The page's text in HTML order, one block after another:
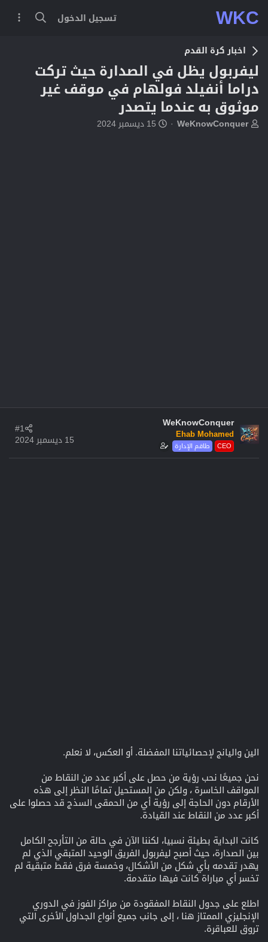
WKC تسجيل الدخول
اخبار كرة القدم
ليفربول يظل في الصدارة حيث تركت
دراما أنفيلد فولهام في موقف غير
موثوق به عندما يتصدر
بWeKnowConquer
ت15 ديسمبر 2024
WeKnowConquer
Ehab Mohamed
طاقم الإدارة CEO
15 ديسمبر 2024
#1
الين واليانج لإحصائياتنا المفضلة. أو العكس، لا نعلم.
نحن جميعًا نحب رؤية من حصل على أكبر عدد من النقاط من
المواقف الخاسرة ، ولكن من المستحيل تمامًا النظر إلى هذه
الأرقام دون الحاجة إلى رؤية أي من الحمقى السذج قد حصلوا على
أكبر عدد من النقاط عند القيادة.
كانت البداية بطيئة نسبيا، لكننا الآن في حالة من التأرجح الكامل
بين الصدارة، حيث أصبح ليفربول الفريق الوحيد المتبقي الذي لم
يهدر تقدمه بأي شكل من الأشكال، وخمسة فرق فقط متبقية لم
تخسر أي مباراة كانت فيها متقدمة.
اطلع على جدول النقاط المفقودة من مراكز الفوز في الدوري
الإنجليزي الممتاز هنا ، إلى جانب جميع أنواع الجداول الأخرى التي
تروق للعباقرة.